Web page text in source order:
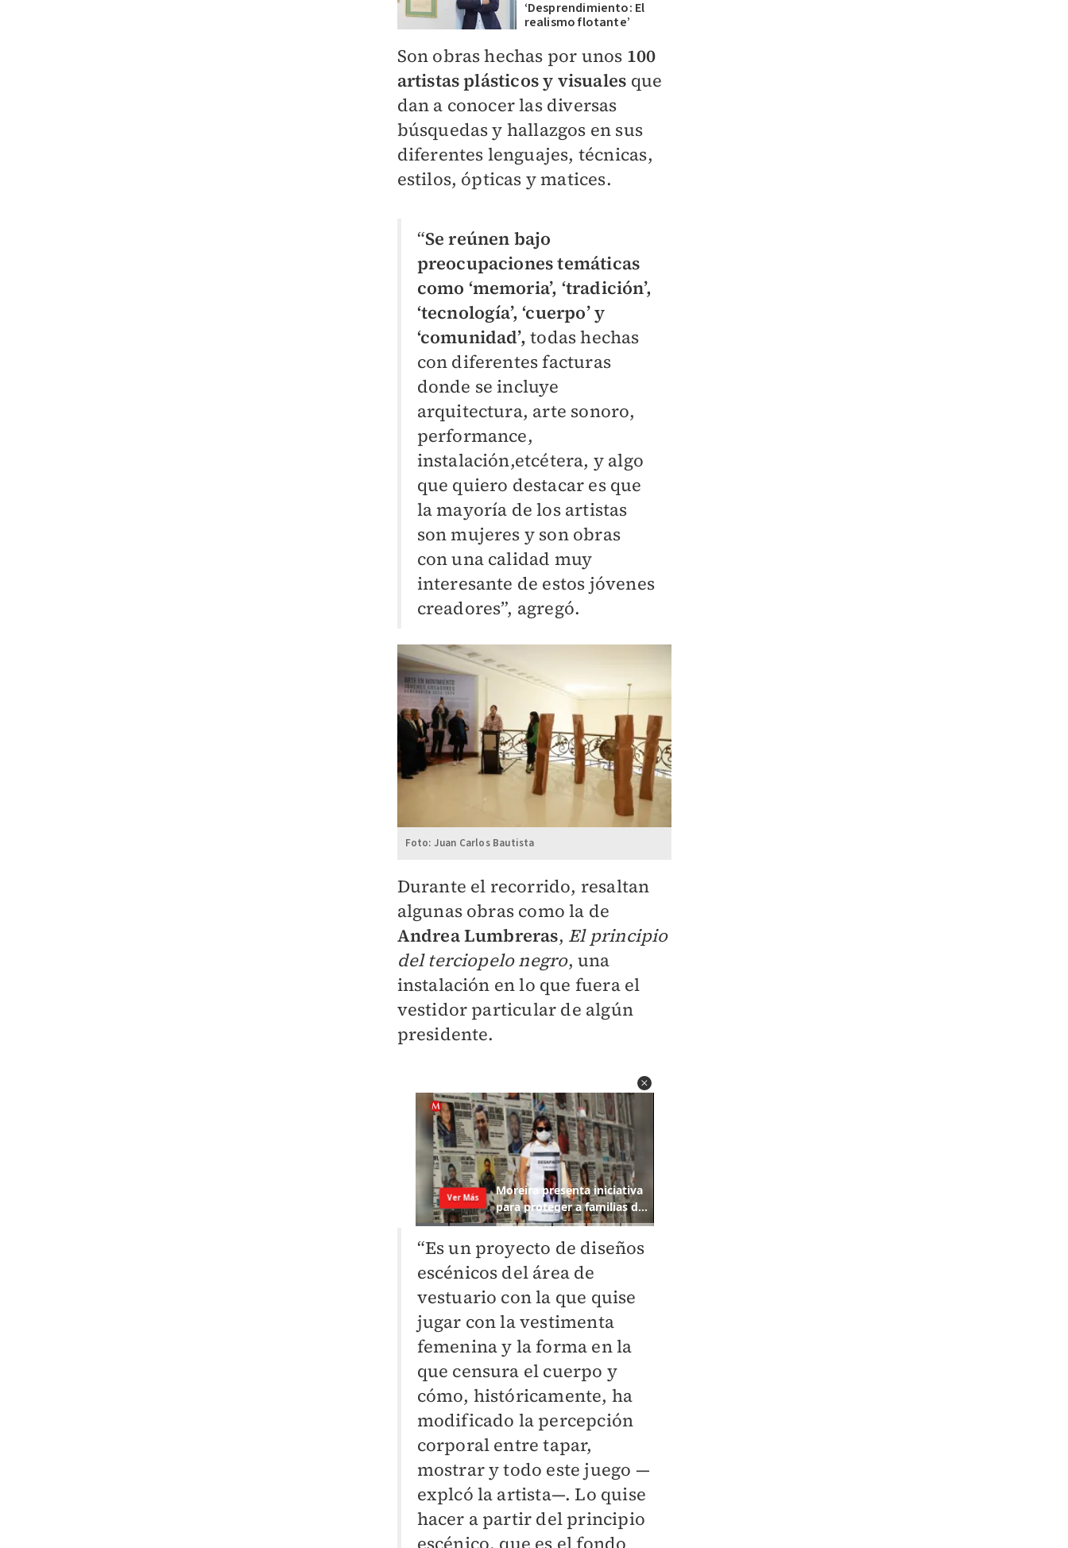
‘Desprendimiento: El
realismo flotante’
Son obras hechas por unos 100
artistas plásticos y visuales que
dan a conocer las diversas
búsquedas y hallazgos en sus
diferentes lenguajes, técnicas,
estilos, ópticas y matices.
“Se reúnen bajo
preocupaciones temáticas
como ‘memoria’, ‘tradición’,
‘tecnología’, ‘cuerpo’ y
‘comunidad’, todas hechas
con diferentes facturas
donde se incluye
arquitectura, arte sonoro,
performance,
instalación,etcétera, y algo
que quiero destacar es que
la mayoría de los artistas
son mujeres y son obras
con una calidad muy
interesante de estos jóvenes
creadores”, agregó.
Foto: Juan Carlos Bautista
Durante el recorrido, resaltan
algunas obras como la de
Andrea Lumbreras, El principio
del terciopelo negro, una
instalación en lo que fuera el
vestidor particular de algún
presidente.
“Es un proyecto de diseños
escénicos del área de
vestuario con la que quise
jugar con la vestimenta
femenina y la forma en la
que censura el cuerpo y
cómo, históricamente, ha
modificado la percepción
corporal entre tapar,
mostrar y todo este juego —
explcó la artista—. Lo quise
hacer a partir del principio